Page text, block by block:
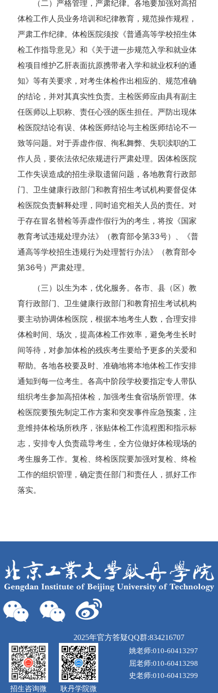
（二）严格管理，严肃纪律。各地要加强对高招
体检工作人员业务培训和纪律教育，规范操作规程，
严肃工作纪律。体检医院须按《普通高等学校招生体
检工作指导意见》和《关于进一步规范入学和就业体
检项目维护乙肝表面抗原携带者入学和就业权利的通
知》等有关要求，对考生体检作出相应的、规范准确
的结论，并对其真实性负责。主检医师应由具有副主
任医师以上职称、责任心强的医生担任。严防出现体
检医院结论有误、体检医师结论与主检医师结论不一
致等问题。对于弄虚作假、徇私舞弊、失职渎职的工
作人员，要依法依纪依规进行严肃处理。因体检医院
工作失误造成的招生录取遗留问题，各地教育行政部
门、卫生健康行政部门和教育招生考试机构要督促体
检医院负责解释处理，同时追究相关人员的责任。对
于存在冒名替检等弄虚作假行为的考生，将按《国家
教育考试违规处理办法》（教育部令第33号）、《普
通高等学校招生违规行为处理暂行办法》（教育部令
第36号）严肃处理。
（三）以生为本，优化服务。各市、县（区）教
育行政部门、卫生健康行政部门和教育招生考试机构
要主动协调体检医院，根据本地考生人数，合理安排
体检时间、场次，提高体检工作效率，避免考生长时
间等待，对参加体检的残疾考生要给予更多的关爱和
帮助。各地各校要及时、准确地将本地体检工作安排
通知到每一位考生。各高中阶段学校要指定专人带队
组织考生参加高招体检，加强考生食宿场所管理。体
检医院要预先制定工作方案和突发事件应急预案，注
意维持体检场所秩序，张贴体检工作流程图和指示标
志，安排专人负责疏导考生，全方位做好体检现场的
考生服务工作。复检、终检医院要加强对复检、终检
工作的组织管理，确定责任部门和责任人，抓好工作
落实。
2025年官方答疑QQ群:834216707
姚老师:010-60413297
屈老师:010-60413298
史老师:010-60413299
耿丹学院微
招生咨询微